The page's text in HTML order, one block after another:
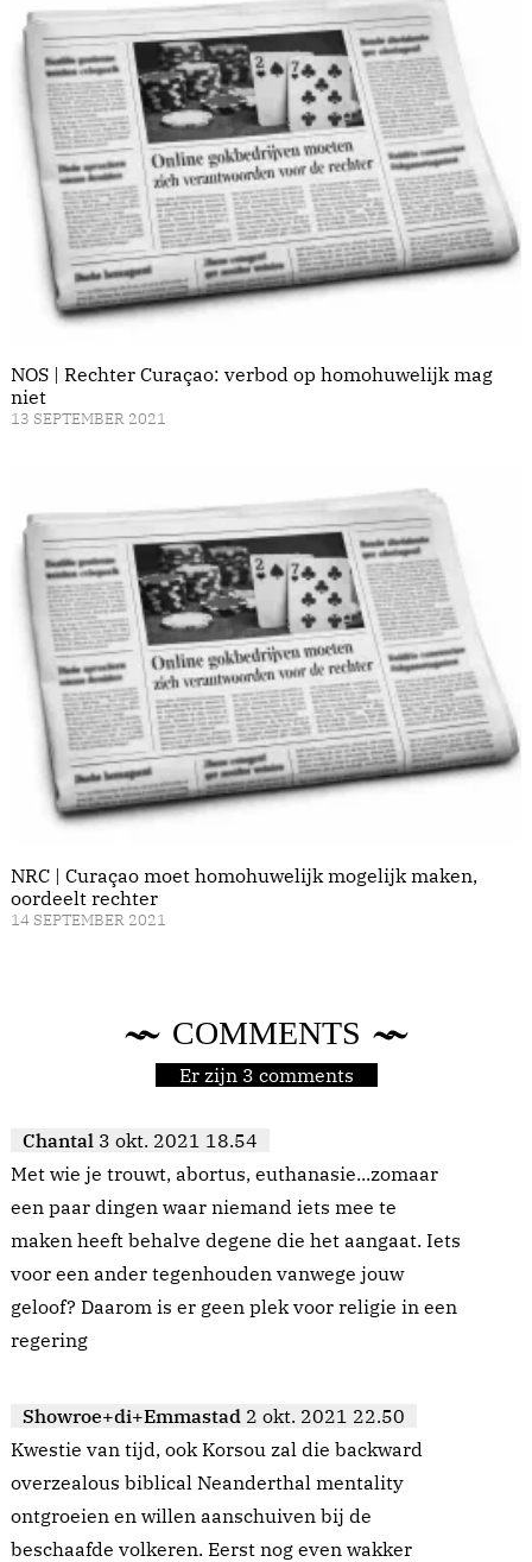
NOS | Rechter Curaçao: verbod op homohuwelijk mag
niet
13 SEPTEMBER 2021
NRC | Curaçao moet homohuwelijk mogelijk maken,
oordeelt rechter
14 SEPTEMBER 2021
COMMENTS
Er zijn 3 comments
Chantal 3 okt. 2021 18.54
Met wie je trouwt, abortus, euthanasie...zomaar
een paar dingen waar niemand iets mee te
maken heeft behalve degene die het aangaat. Iets
voor een ander tegenhouden vanwege jouw
geloof? Daarom is er geen plek voor religie in een
regering
Showroe+di+Emmastad 2 okt. 2021 22.50
Kwestie van tijd, ook Korsou zal die backward
overzealous biblical Neanderthal mentality
ontgroeien en willen aanschuiven bij de
beschaafde volkeren. Eerst nog even wakker